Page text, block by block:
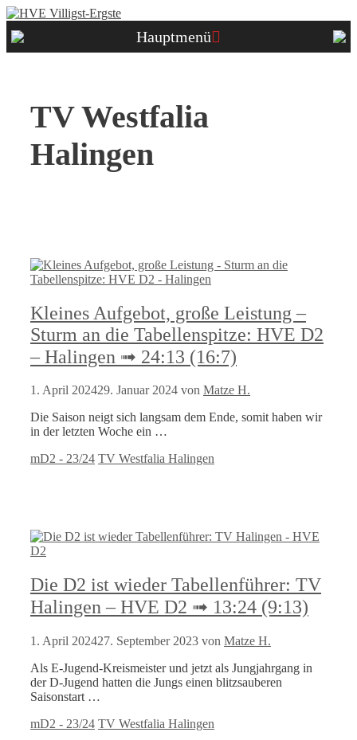
Zum
springen
Hauptmenü
TV Westfalia
Halingen
Kleines Aufgebot, große Leistung –
Sturm an die Tabellenspitze: HVE D2
– Halingen ➟ 24:13 (16:7)
1. April 202429. Januar 2024 von Matze H.
Die Saison neigt sich langsam dem Ende, somit haben wir
in der letzten Woche ein …
Kategorien
mD2 - 23/24 Schlagwörter
TV Westfalia Halingen
Die D2 ist wieder Tabellenführer: TV
Halingen – HVE D2 ➟ 13:24 (9:13)
1. April 202427. September 2023 von Matze H.
Als E-Jugend-Kreismeister und jetzt als Jungjahrgang in
der D-Jugend hatten die Jungs einen blitzsauberen
Saisonstart …
Kategorien
mD2 - 23/24 Schlagwörter
TV Westfalia Halingen